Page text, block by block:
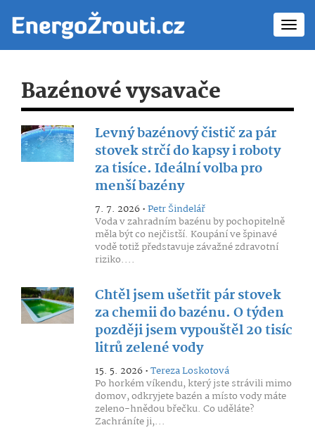
Bazénové vysavače
Levný bazénový čistič za pár
stovek strčí do kapsy i roboty
za tisíce. Ideální volba pro
menší bazény
7. 7. 2026 •Petr Šindelář
Voda v zahradním bazénu by pochopitelně
měla být co nejčistší. Koupání ve špinavé
vodě totiž představuje závažné zdravotní
riziko....
Chtěl jsem ušetřit pár stovek
za chemii do bazénu. O týden
později jsem vypouštěl 20 tisíc
litrů zelené vody
15. 5. 2026 •Tereza Loskotová
Po horkém víkendu, který jste strávili mimo
domov, odkryjete bazén a místo vody máte
zeleno-hnědou břečku. Co uděláte?
Zachráníte ji,...